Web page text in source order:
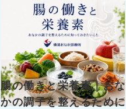
腸の働きと栄養素｜おな
かの調子を整えるために